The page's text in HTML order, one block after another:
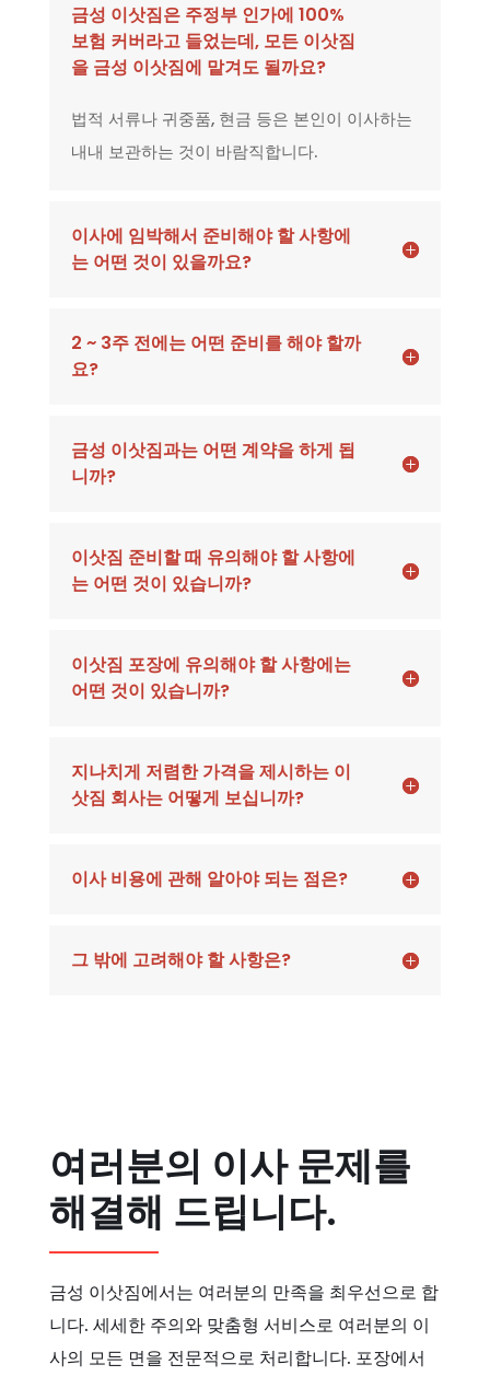
금성 이삿짐은 주정부 인가에 100%
보험 커버라고 들었는데, 모든 이삿짐
을 금성 이삿짐에 맡겨도 될까요?
법적 서류나 귀중품, 현금 등은 본인이 이사하는
내내 보관하는 것이 바람직합니다.
이사에 임박해서 준비해야 할 사항에
는 어떤 것이 있을까요?
2 ~ 3주 전에는 어떤 준비를 해야 할까
요?
금성 이삿짐과는 어떤 계약을 하게 됩
니까?
이삿짐 준비할 때 유의해야 할 사항에
는 어떤 것이 있습니까?
이삿짐 포장에 유의해야 할 사항에는
어떤 것이 있습니까?
지나치게 저렴한 가격을 제시하는 이
삿짐 회사는 어떻게 보십니까?
이사 비용에 관해 알아야 되는 점은?
그 밖에 고려해야 할 사항은?
여러분의 이사 문제를
해결해 드립니다.
금성 이삿짐에서는 여러분의 만족을 최우선으로 합
니다. 세세한 주의와 맞춤형 서비스로 여러분의 이
사의 모든 면을 전문적으로 처리합니다. 포장에서